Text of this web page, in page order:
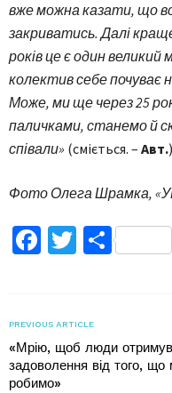
вже можна казати, що
закриватись. Далі
років це є один
колектив себе почуває
Може, ми ще через 25
паличками, станемо й
співали» (сміється. – Авт.)
Фото Олега Шрамка,
Facebook
Twitter
PREVIOUS ARTICLE
«Мрію, щоб люди
задоволення від того, що
робимо»